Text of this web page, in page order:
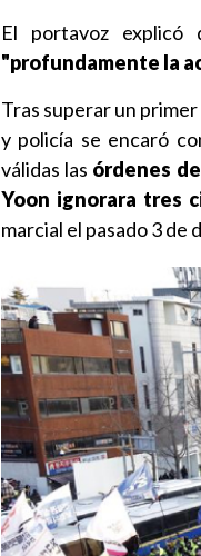
El portavoz explicó
"profundamente la
Tras superar un
y policía se encaró
válidas las órdenes
Yoon ignorara tres
marcial el pasado 3 de